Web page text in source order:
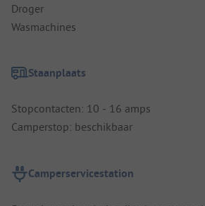
Droger
Wasmachines
Staanplaats
Stopcontacten: 10 - 16 amps
Camperstop: beschikbaar
Camperservicestation